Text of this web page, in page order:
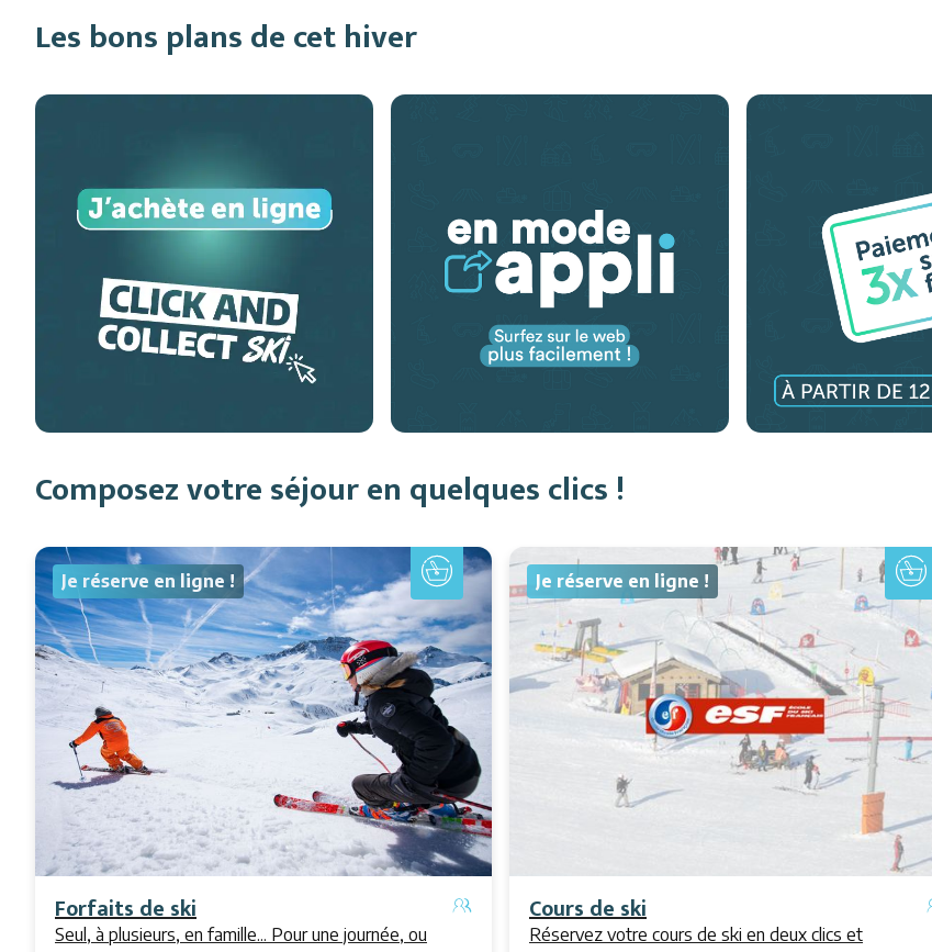
Les bons plans de cet hiver
Composez votre séjour en quelques clics !
Je réserve en ligne !
Forfaits de ski
Seul, à plusieurs, en famille... Pour une journée, ou
Je réserve en ligne !
Cours de ski
Réservez votre cours de ski en deux clics et